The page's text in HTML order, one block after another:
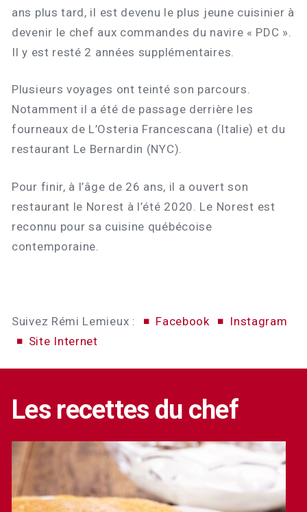
ans plus tard, il est devenu le plus jeune cuisinier à
devenir le chef aux commandes du navire « PDC ».
Il y est resté 2 années supplémentaires.
Plusieurs voyages ont teinté son parcours.
Notamment il a été de passage derrière les
fourneaux de L’Osteria Francescana (Italie) et du
restaurant Le Bernardin (NYC).
Pour finir, à l’âge de 26 ans, il a ouvert son
restaurant le Norest à l’été 2020. Le Norest est
reconnu pour sa cuisine québécoise
contemporaine.
Suivez Rémi Lemieux : Facebook
Instagram
Site Internet
Les recettes du chef